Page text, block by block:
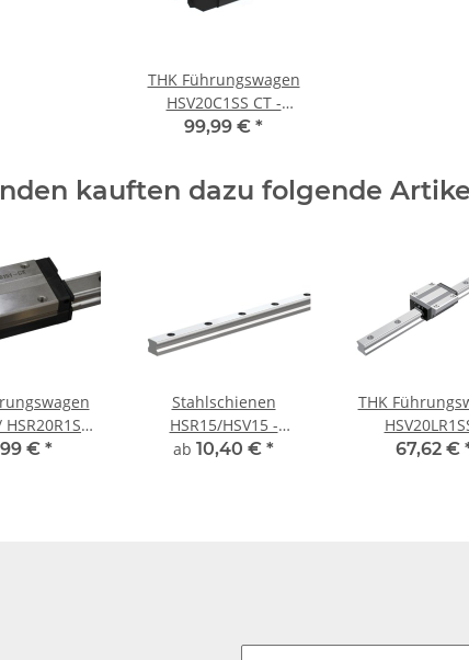
THK Führungswagen
HSV20C1SS CT -
Stahlschlitten
99,99 € *
kauften dazu folgende
HSR20R1SS
€ *
Stahlschienen
HSR15/HSV15 -
Zuschnitt frei wählbar
ab 10,40 € *
THK
67,62 €